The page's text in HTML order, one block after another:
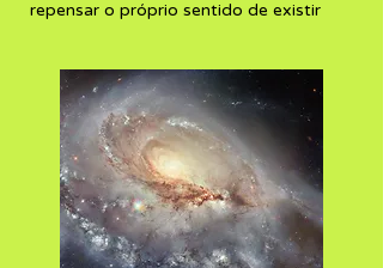
repensar o próprio sentido de existir